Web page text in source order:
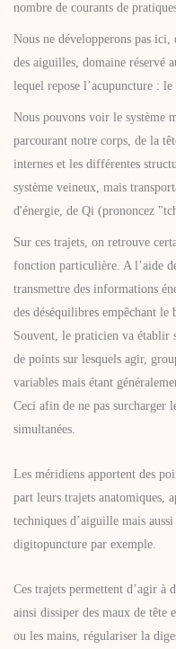
nombre de courants de
Nous ne développerons pas ici,
des aiguilles, domaine réservé
lequel repose l’acupuncture :
Nous pouvons voir le système
parcourant notre corps, de la
internes et les différentes
système veineux, mais
d'énergie, de Qi (prononcez
Sur ces trajets, on retrouve
fonction particulière. A l’aide
transmettre des informations
des déséquilibres empêchant
Souvent, le praticien va établir
de points sur lesquels agir,
variables mais étant
Ceci afin de ne pas surcharger
simultanées.
Les méridiens apportent des
part leurs trajets anatomiques,
techniques d’aiguille mais
digitopuncture par exemple.
Ces trajets permettent d’agir à
ainsi dissiper des maux de tête
ou les mains, régulariser la